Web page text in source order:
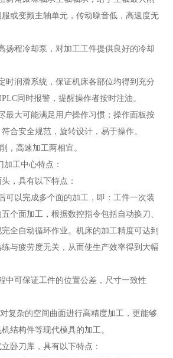
或变频主轴单元，传动噪音低，高速度无
扬程冷却泵，对加工工件提供良好的冷却
时润滑系统，保证机床各部位均得到充分
同时报警，提醒操作者按时注油。
最大可能满足用户操作习惯；操作面板按
合安全规范，旋转设计，易于操作。
，高速加工两相宜。
工中心特点：
，具有以下特点：
可以完成多个面的加工，即：工件一次装
个面加工，根据数控指令包括自动换刀、
全自动循环作业。机床的加工精度可达到
与疲劳度无关，从而使生产效率得到大幅
中可保证工件的位置公差，尺寸一致性
复杂的空间曲面进行高精度加工，更能够
结构件等现代模具的加工。
卧刀库，具有以下特点：